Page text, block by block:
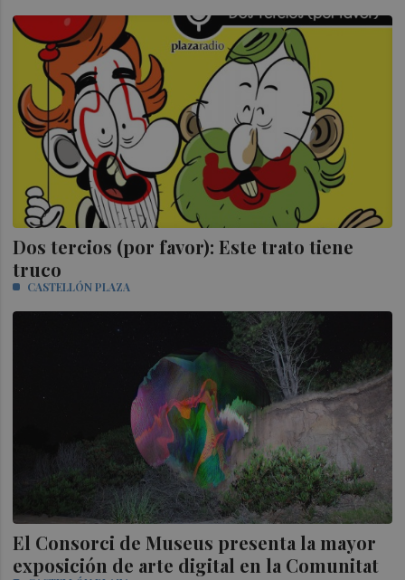
Dos tercios (por favor): Este trato tiene
truco
CASTELLÓN PLAZA
El Consorci de Museus presenta la mayor
exposición de arte digital en la Comunitat